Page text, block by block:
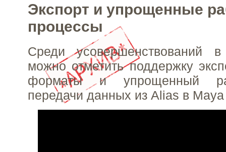
Экспорт и упрощенные
процессы
Среди усовершенствований
можно отметить поддержку
форматы и упрощенный
передачи данных из Alias в